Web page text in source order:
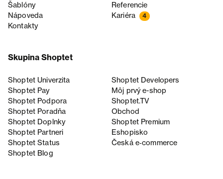
Šablóny
Referencie
Nápoveda
Kariéra 4
Kontakty
Skupina Shoptet
Shoptet Univerzita
Shoptet Developers
Shoptet Pay
Môj prvý e-shop
Shoptet Podpora
Shoptet.TV
Shoptet Poradňa
Obchod
Shoptet Doplnky
Shoptet Premium
Shoptet Partneri
Eshopisko
Shoptet Status
Česká e‑commerce
Shoptet Blog